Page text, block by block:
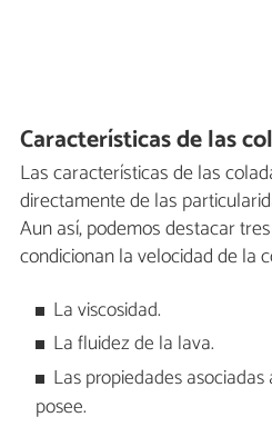
Características de las
Las características de las
directamente de las
Aun así, podemos destacar
condicionan la velocidad de la
La viscosidad.
La fluidez de la lava.
Las propiedades
posee.